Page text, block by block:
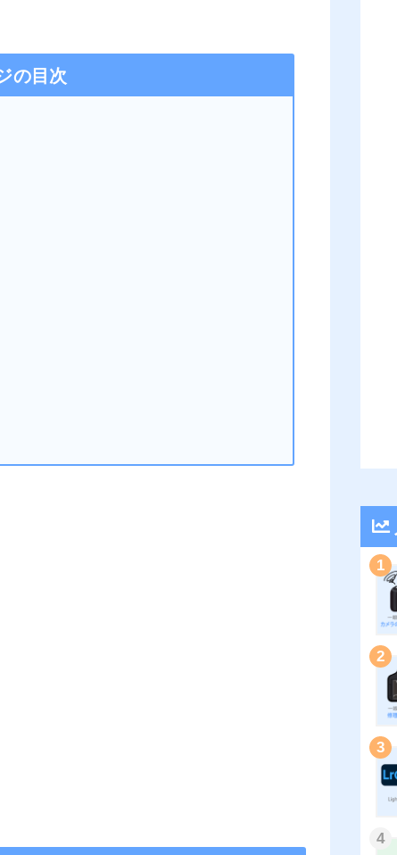
の目次
1
2
3
4